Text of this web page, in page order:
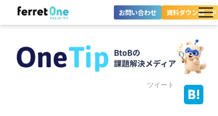
お問い合わせ 資料ダウンロード
ツール・機能一覧
ツイート